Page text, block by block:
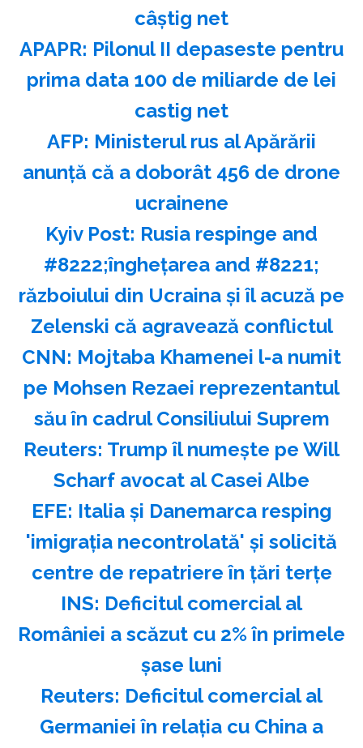
câştig net
APAPR: Pilonul II depaseste pentru
prima data 100 de miliarde de lei
castig net
AFP: Ministerul rus al Apărării
anunţă că a doborât 456 de drone
ucrainene
Kyiv Post: Rusia respinge and
#8222;îngheţarea and #8221;
războiului din Ucraina şi îl acuză pe
Zelenski că agravează conflictul
CNN: Mojtaba Khamenei l-a numit
pe Mohsen Rezaei reprezentantul
său în cadrul Consiliului Suprem
Reuters: Trump îl numeşte pe Will
Scharf avocat al Casei Albe
EFE: Italia şi Danemarca resping
'imigraţia necontrolată' şi solicită
centre de repatriere în ţări terţe
INS: Deficitul comercial al
României a scăzut cu 2% în primele
şase luni
Reuters: Deficitul comercial al
Germaniei în relaţia cu China a